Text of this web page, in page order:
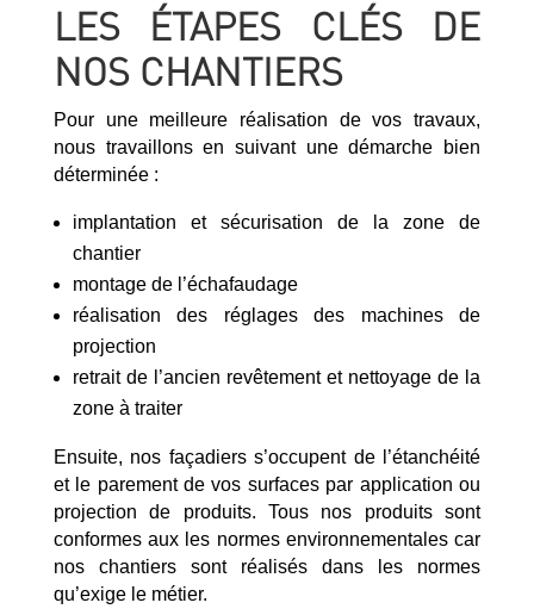
LES ÉTAPES CLÉS DE
NOS CHANTIERS
Pour une meilleure réalisation de vos travaux,
nous travaillons en suivant une démarche bien
déterminée :
implantation et sécurisation de la zone de
chantier
montage de l’échafaudage
réalisation des réglages des machines de
projection
retrait de l’ancien revêtement et nettoyage de la
zone à traiter
Ensuite, nos façadiers s’occupent de l’étanchéité
et le parement de vos surfaces par application ou
projection de produits. Tous nos produits sont
conformes aux les normes environnementales car
nos chantiers sont réalisés dans les normes
qu’exige le métier.